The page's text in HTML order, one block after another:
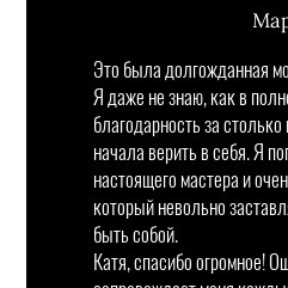
Это была долгожданная
Я даже не знаю, как в
благодарность за
начала верить в себя. Я
настоящего мастера и
который невольно
быть собой.
Катя, спасибо огромное!